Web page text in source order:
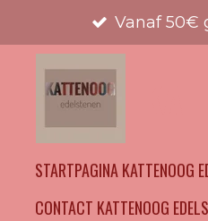
direct
Vanaf 50€
STARTPAGINA KATTENOOG
CONTACT KATTENOOG